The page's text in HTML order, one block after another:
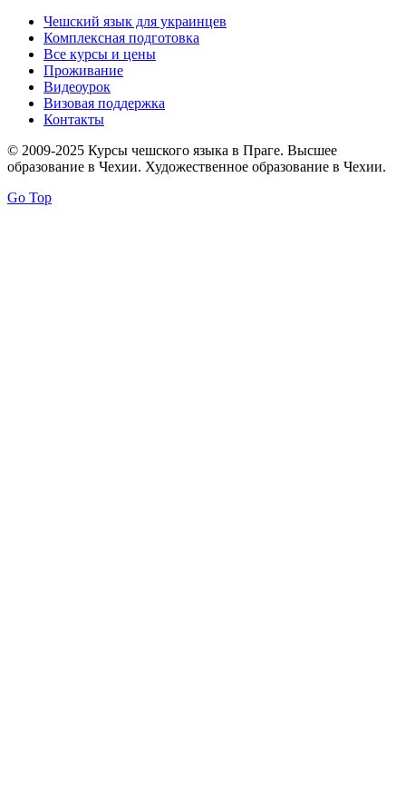
Чешский язык для украинцев
Комплексная подготовка
Все курсы и цены
Проживание
Видеоурок
Визовая поддержка
Контакты
© 2009-2025 Курсы чешского языка в Праге. Высшее
образование в Чехии. Художественное образование в Чехии.
Go Top